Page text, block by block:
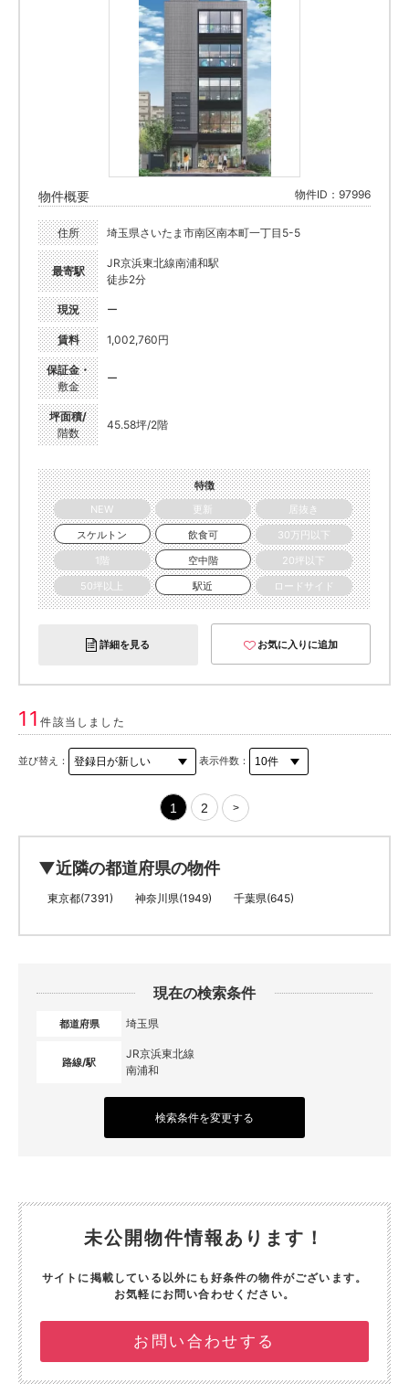
物件概要 物件ID：97996
住所 埼玉県さいたま市南区南本町一丁目5-5
最寄駅
JR京浜東北線南浦和駅
徒歩2分
現況 ー
賃料 1,002,760円
保証金・
敷金
ー
坪面積/
階数
45.58坪/2階
特徴
NEW
更新
居抜き
スケルトン
飲食可
30万円以下
1階
空中階
20坪以下
50坪以上
駅近 ロードサイド
詳細を見る お気に入りに追加
11件該当しました
並び替え： 表示件数：
1 2 >
▼近隣の都道府県の物件
東京都(7391) 神奈川県(1949) 千葉県(645)
現在の検索条件
都道府県 埼玉県
路線/駅
JR京浜東北線
南浦和
検索条件を変更する
未公開物件情報あります！
サイトに掲載している以外にも好条件の物件がございます。
お気軽にお問い合わせください。
お問い合わせする